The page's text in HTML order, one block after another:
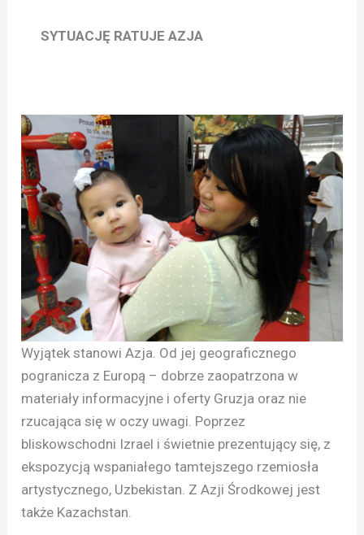
SYTUACJĘ RATUJE AZJA
Wyjątek stanowi Azja. Od jej geograficznego
pogranicza z Europą – dobrze zaopatrzona w
materiały informacyjne i oferty Gruzja oraz nie
rzucająca się w oczy uwagi. Poprzez
bliskowschodni Izrael i świetnie prezentujący się, z
ekspozycją wspaniałego tamtejszego rzemiosła
artystycznego, Uzbekistan. Z Azji Środkowej jest
także Kazachstan.